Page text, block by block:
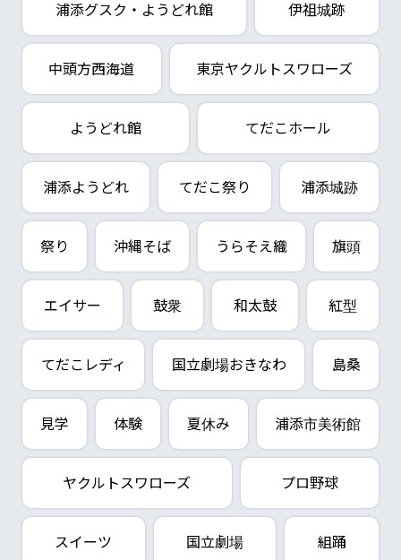
浦添グスク・ようどれ館 伊祖城跡
中頭方西海道 東京ヤクルトスワローズ
ようどれ館 てだこホール
浦添ようどれ てだこ祭り 浦添城跡
祭り 沖縄そば うらそえ織 旗頭
エイサー 鼓衆 和太鼓 紅型
てだこレディ 国立劇場おきなわ 島桑
見学 体験 夏休み 浦添市美術館
ヤクルトスワローズ プロ野球
スイーツ 国立劇場 組踊